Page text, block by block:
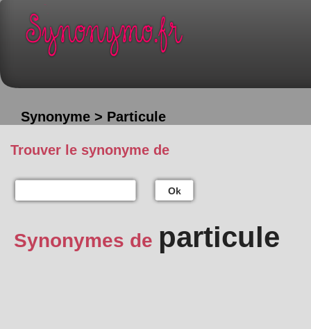
Synonyme > Particule
Trouver le synonyme de
Ok
Synonymes de particule